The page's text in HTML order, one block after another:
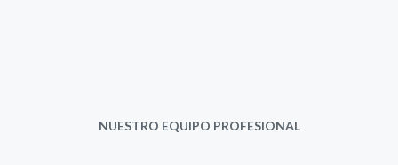
NUESTRO EQUIPO PROFESIONAL